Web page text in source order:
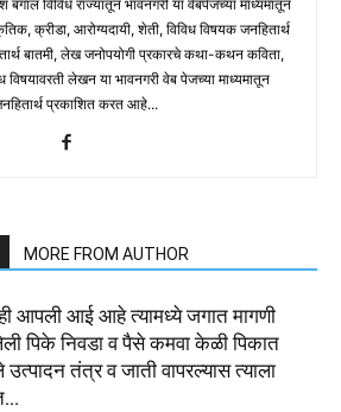
बंगाल विविध राज्यातून भावनगरी या वेबपेजच्या माध्यमातून
क्रीडा, आरोग्यदायी, शेती, विविध विषयक जनहितार्थ
बातमी, लेख जनोपयोगी प्रकारचे कथा-कथन कविता,
विषयावरती लेखन या भावनगरी वेब पेजच्या माध्यमातून
प्रकाशित करत आहे...
MORE FROM AUTHOR
आपली आई आहे त्यामध्ये जगात मागणी
पिके निवडा व पैसे कमवा केळी पिकात
तंत्र व जाती वापरल्यास त्याला